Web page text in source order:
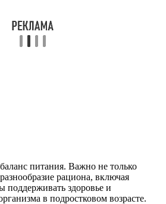
питания. Важно не только
рациона, включая
здоровье и
в подростковом возрасте.